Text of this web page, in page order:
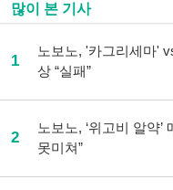
많이 본 기사
1
노보노, '카그리세마'
상 “실패”
2
노보노, ‘위고비 알약’
못미쳐”